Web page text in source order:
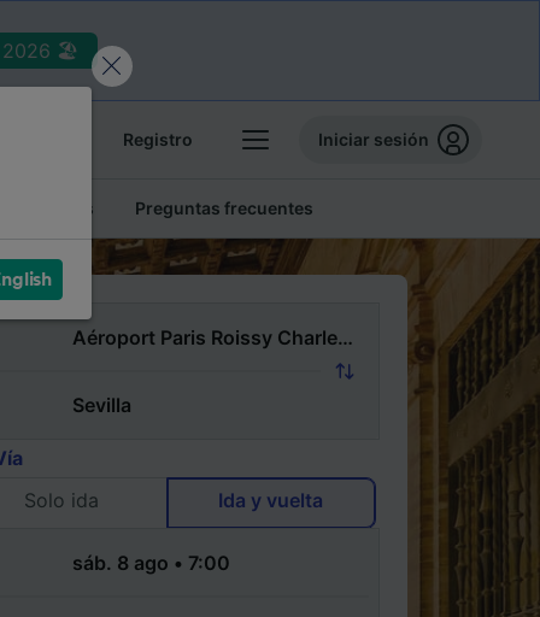
2026 🏖️
Registro Iniciar sesión
baratos Preguntas frecuentes
Solo ida
Ida y vuelta